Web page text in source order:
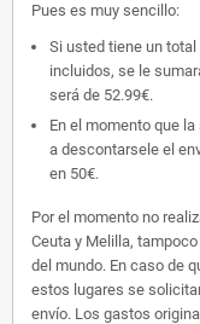
Pues es muy sencillo:
Si usted tiene un
incluidos, se le
será de 52.99€.
En el momento que
a descontarsele el
en 50€.
Por el momento no
Ceuta y Melilla,
del mundo. En caso de
estos lugares se
envío. Los gastos